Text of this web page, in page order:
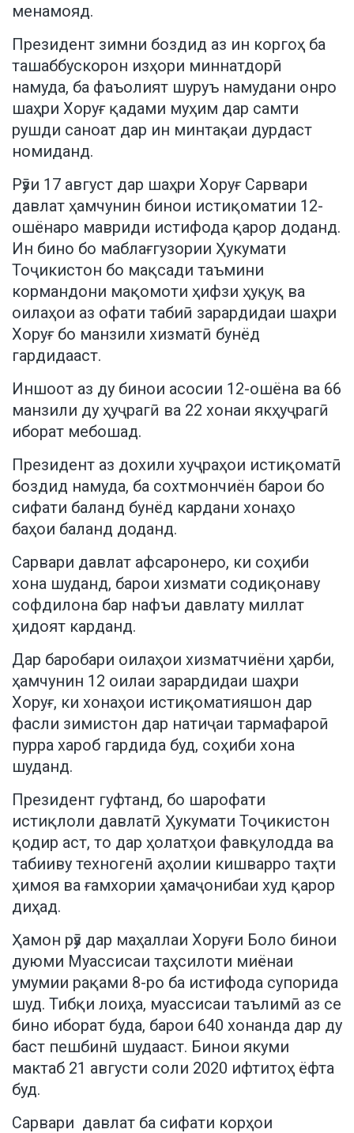
менамояд.
Президент зимни боздид аз ин коргоҳ ба
ташаббускорон изҳори миннатдорӣ
намуда, ба фаъолият шуруъ намудани онро
шаҳри Хоруғ қадами муҳим дар самти
рушди саноат дар ин минтақаи дурдаст
номиданд.
Рӯзи 17 август дар шаҳри Хоруғ Сарвари
давлат ҳамчунин бинои истиқоматии 12-
ошёнаро мавриди истифода қарор доданд.
Ин бино бо маблағгузории Ҳукумати
Тоҷикистон бо мақсади таъмини
кормандони мақомоти ҳифзи ҳуқуқ ва
оилаҳои аз офати табиӣ зарардидаи шаҳри
Хоруғ бо манзили хизматӣ бунёд
гардидааст.
Иншоот аз ду бинои асосии 12-ошёна ва 66
манзили ду ҳуҷрагӣ ва 22 хонаи якҳуҷрагӣ
иборат мебошад.
Президент аз дохили хуҷраҳои истиқоматӣ
боздид намуда, ба сохтмончиён барои бо
сифати баланд бунёд кардани хонаҳо
баҳои баланд доданд.
Сарвари давлат афсаронеро, ки соҳиби
хона шуданд, барои хизмати содиқонаву
софдилона бар нафъи давлату миллат
ҳидоят карданд.
Дар баробари оилаҳои хизматчиёни ҳарби,
ҳамчунин 12 оилаи зарардидаи шаҳри
Хоруғ, ки хонаҳои истиқоматияшон дар
фасли зимистон дар натиҷаи тармафароӣ
пурра хароб гардида буд, соҳиби хона
шуданд.
Президент гуфтанд, бо шарофати
истиқлоли давлатӣ Ҳукумати Тоҷикистон
қодир аст, то дар ҳолатҳои фавқулодда ва
табииву техногенӣ аҳолии кишварро таҳти
ҳимоя ва ғамхории ҳамаҷонибаи худ қарор
диҳад.
Ҳамон рӯз дар маҳаллаи Хоруғи Боло бинои
дуюми Муассисаи таҳсилоти миёнаи
умумии рақами 8-ро ба истифода супорида
шуд. Тибқи лоиҳа, муассисаи таълимӣ аз се
бино иборат буда, барои 640 хонанда дар ду
баст пешбинӣ шудааст. Бинои якуми
мактаб 21 августи соли 2020 ифтитоҳ ёфта
буд.
Сарвари давлат ба сифати корҳои